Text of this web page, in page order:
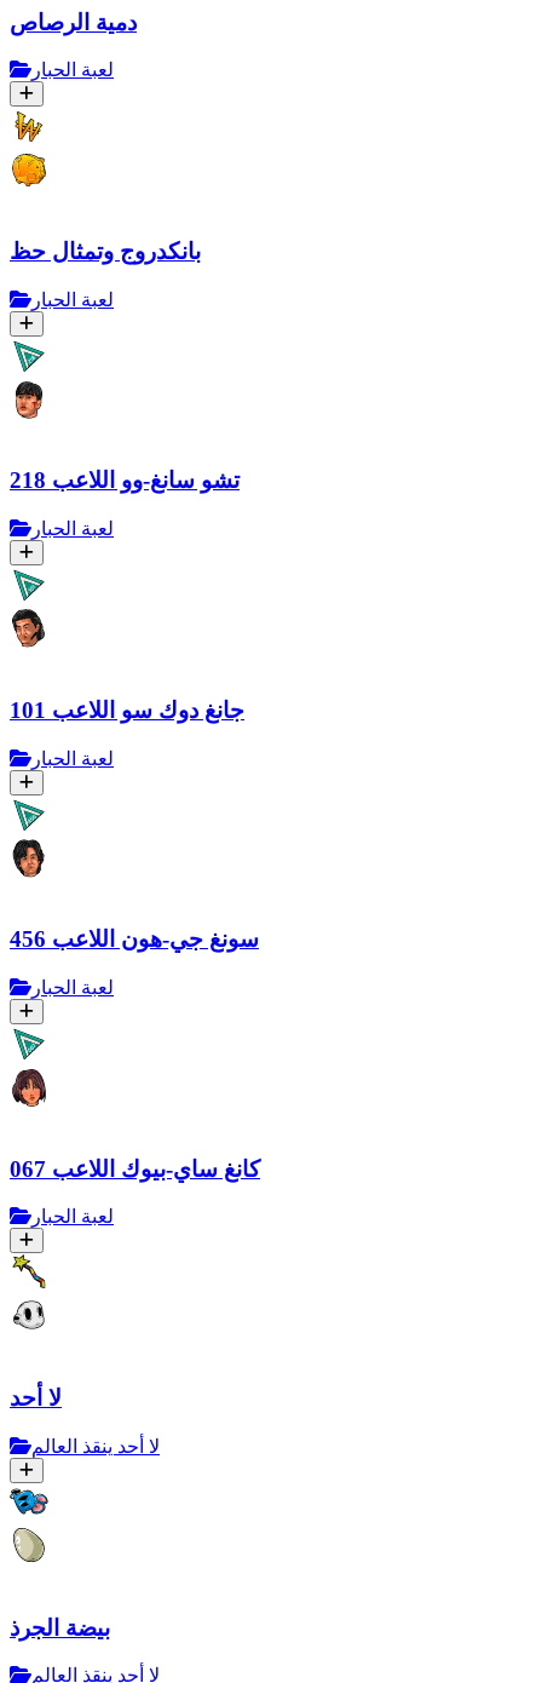
دمية الرصاص
لعبة الحبار
بانكدروج وتمثال حظ
لعبة الحبار
تشو سانغ-وو اللاعب 218
لعبة الحبار
جانغ دوك سو اللاعب 101
لعبة الحبار
سونغ جي-هون اللاعب 456
لعبة الحبار
كانغ ساي-بيوك اللاعب 067
لعبة الحبار
لا أحد
لا أحد ينقذ العالم
بيضة الجرذ
لا أحد ينقذ العالم